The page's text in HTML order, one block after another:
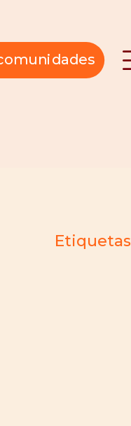
Etiquetas